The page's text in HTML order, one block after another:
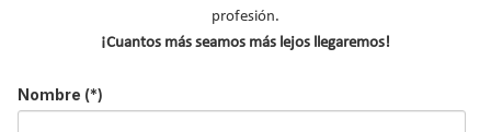
Enviar
LO MÁS VISTO
profesión.
¡Cuantos más seamos más lejos llegaremos!
Nombre (*)